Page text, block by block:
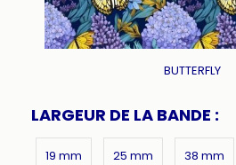
BUTTERFLY
LARGEUR DE LA BANDE :
19 mm 25 mm 38 mm